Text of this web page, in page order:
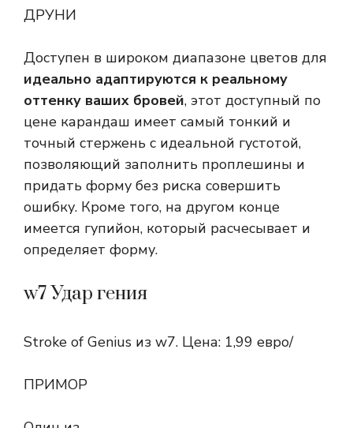
ДРУНИ
Доступен в широком диапазоне цветов для
идеально адаптируются к реальному
оттенку ваших бровей, этот доступный по
цене карандаш имеет самый тонкий и
точный стержень с идеальной густотой,
позволяющий заполнить проплешины и
придать форму без риска совершить
ошибку. Кроме того, на другом конце
имеется гупийон, который расчесывает и
определяет форму.
w7 Удар гения
Stroke of Genius из w7. Цена: 1,99 евро/
ПРИМОР